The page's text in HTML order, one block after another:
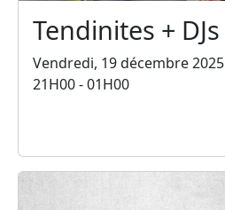
Tendinites + DJs
Vendredi, 19 décembre 2025
21H00 - 01H00